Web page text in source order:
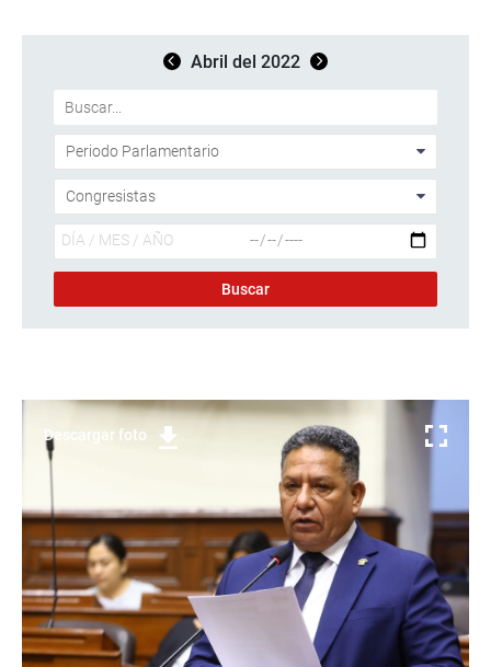
Abril del 2022
Descargar foto